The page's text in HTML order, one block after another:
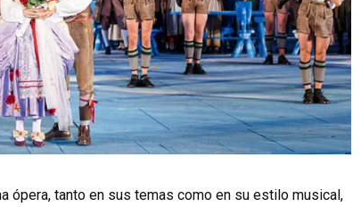
ópera, tanto en sus temas como en su estilo musical,